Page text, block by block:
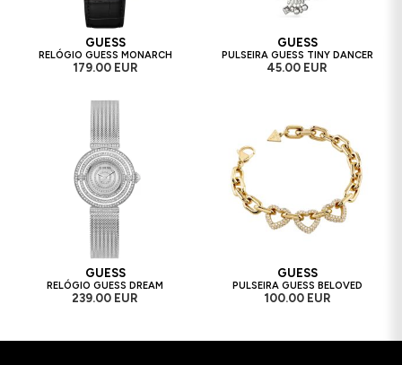
GUESS
RELÓGIO GUESS MONARCH
179.00 EUR
GUESS
PULSEIRA GUESS TINY DANCER
45.00 EUR
GUESS
RELÓGIO GUESS DREAM
239.00 EUR
GUESS
PULSEIRA GUESS BELOVED
100.00 EUR